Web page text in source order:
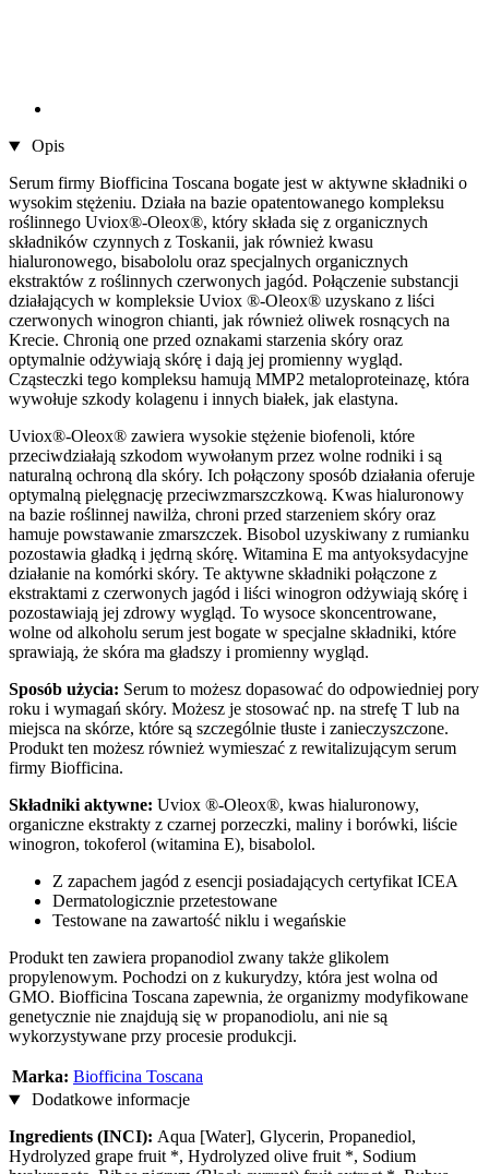
Opis
Serum firmy Biofficina Toscana bogate jest w aktywne składniki o
wysokim stężeniu. Działa na bazie opatentowanego kompleksu
roślinnego Uviox®-Oleox®, który składa się z organicznych
składników czynnych z Toskanii, jak również kwasu
hialuronowego, bisabololu oraz specjalnych organicznych
ekstraktów z roślinnych czerwonych jagód. Połączenie substancji
działających w kompleksie Uviox ®-Oleox® uzyskano z liści
czerwonych winogron chianti, jak również oliwek rosnących na
Krecie. Chronią one przed oznakami starzenia skóry oraz
optymalnie odżywiają skórę i dają jej promienny wygląd.
Cząsteczki tego kompleksu hamują MMP2 metaloproteinazę, która
wywołuje szkody kolagenu i innych białek, jak elastyna.
Uviox®-Oleox® zawiera wysokie stężenie biofenoli, które
przeciwdziałają szkodom wywołanym przez wolne rodniki i są
naturalną ochroną dla skóry. Ich połączony sposób działania oferuje
optymalną pielęgnację przeciwzmarszczkową. Kwas hialuronowy
na bazie roślinnej nawilża, chroni przed starzeniem skóry oraz
hamuje powstawanie zmarszczek. Bisobol uzyskiwany z rumianku
pozostawia gładką i jędrną skórę. Witamina E ma antyoksydacyjne
działanie na komórki skóry. Te aktywne składniki połączone z
ekstraktami z czerwonych jagód i liści winogron odżywiają skórę i
pozostawiają jej zdrowy wygląd. To wysoce skoncentrowane,
wolne od alkoholu serum jest bogate w specjalne składniki, które
sprawiają, że skóra ma gładszy i promienny wygląd.
Sposób użycia: Serum to możesz dopasować do odpowiedniej pory
roku i wymagań skóry. Możesz je stosować np. na strefę T lub na
miejsca na skórze, które są szczególnie tłuste i zanieczyszczone.
Produkt ten możesz również wymieszać z rewitalizującym serum
firmy Biofficina.
Składniki aktywne: Uviox ®-Oleox®, kwas hialuronowy,
organiczne ekstrakty z czarnej porzeczki, maliny i borówki, liście
winogron, tokoferol (witamina E), bisabolol.
Z zapachem jagód z esencji posiadających certyfikat ICEA
Dermatologicznie przetestowane
Testowane na zawartość niklu i wegańskie
Produkt ten zawiera propanodiol zwany także glikolem
propylenowym. Pochodzi on z kukurydzy, która jest wolna od
GMO. Biofficina Toscana zapewnia, że organizmy modyfikowane
genetycznie nie znajdują się w propanodiolu, ani nie są
wykorzystywane przy procesie produkcji.
Marka: Biofficina Toscana
Dodatkowe informacje
Ingredients (INCI): Aqua [Water], Glycerin, Propanediol,
Hydrolyzed grape fruit *, Hydrolyzed olive fruit *, Sodium